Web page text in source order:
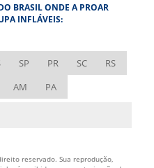
BRASIL ONDE A PROAR
INFLÁVEIS:
SP PR SC
RS
AM PA
reservado. Sua reprodução,